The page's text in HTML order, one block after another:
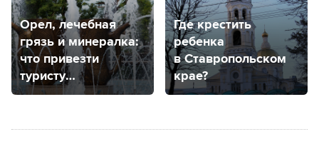
Орел, лечебная
грязь и минералка:
что привезти
туристу
из Кавказских
Где крестить
ребенка
в Ставропольском
крае?